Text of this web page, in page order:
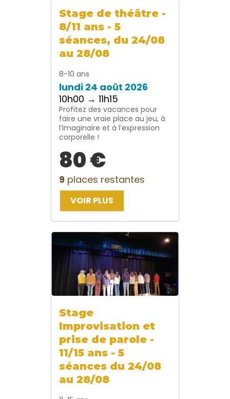
Stage de théâtre -
8/11 ans - 5
séances, du 24/08
au 28/08
8-10 ans
lundi 24 août 2026
10h00 → 11h15
Profitez des vacances pour
faire une vraie place au jeu, à
l’imaginaire et à l’expression
corporelle !
80 €
9 places restantes
VOIR PLUS
Stage
Improvisation et
prise de parole -
11/15 ans - 5
séances du 24/08
au 28/08